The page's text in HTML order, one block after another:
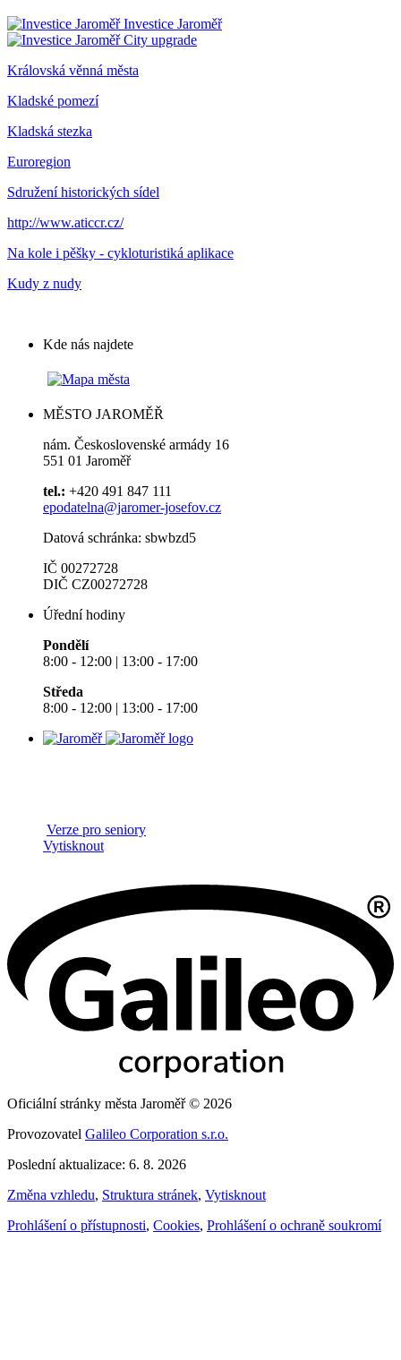
Investice Jaroměř
City upgrade
Královská věnná města
Kladské pomezí
Kladská stezka
Euroregion
Sdružení historických sídel
http://www.aticcr.cz/
Na kole i pěšky - cykloturistiká aplikace
Kudy z nudy
Kde nás najdete
MĚSTO JAROMĚŘ
nám. Československé armády 16
551 01 Jaroměř
tel.: +420 491 847 111
epodatelna@jaromer-josefov.cz
Datová schránka: sbwbzd5
IČ 00272728
DIČ CZ00272728
Úřední hodiny
Pondělí
8:00 - 12:00 | 13:00 - 17:00
Středa
8:00 - 12:00 | 13:00 - 17:00
Verze pro seniory
Vytisknout
Oficiální stránky města Jaroměř © 2026
Provozovatel Galileo Corporation s.r.o.
Poslední aktualizace: 6. 8. 2026
Změna vzhledu, Struktura stránek, Vytisknout
Prohlášení o přístupnosti, Cookies, Prohlášení o ochraně soukromí